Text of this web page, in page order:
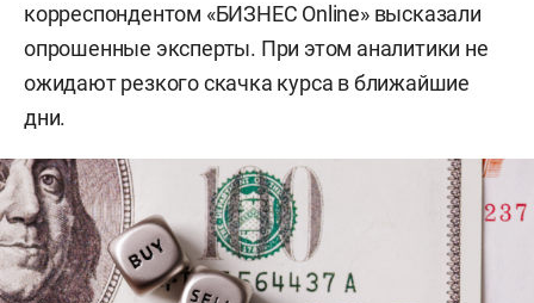
корреспондентом «БИЗНЕС Online» высказали
опрошенные эксперты. При этом аналитики не
ожидают резкого скачка курса в ближайшие
дни.